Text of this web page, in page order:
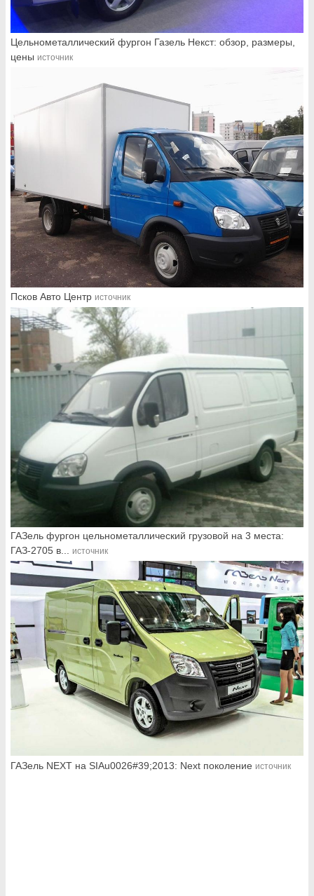
Цельнометаллический фургон Газель Некст: обзор, размеры,
цены источник
Псков Авто Центр источник
ГАЗель фургон цельнометаллический грузовой на 3 места:
ГАЗ-2705 в... источник
ГАЗель NEXT на SIAu0026#39;2013: Next поколение источник